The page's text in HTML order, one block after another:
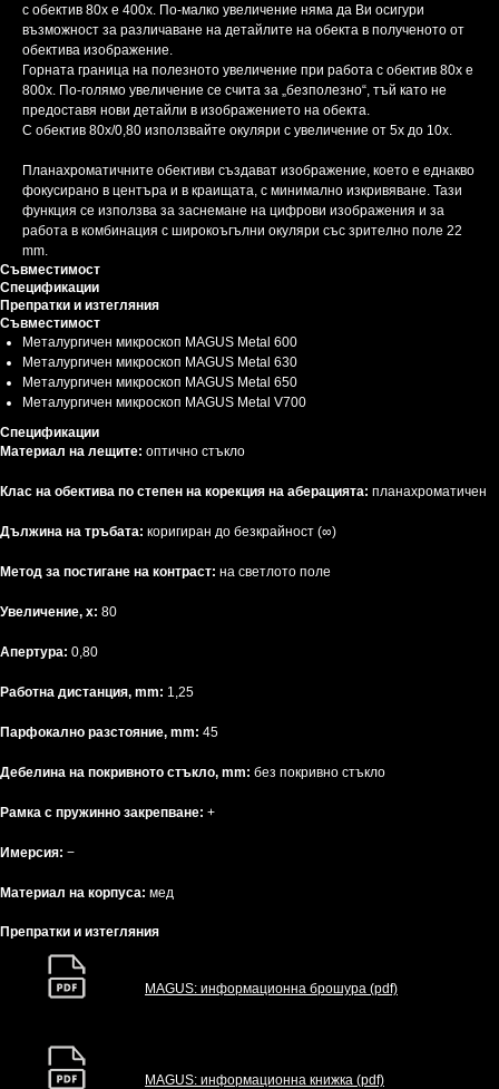
с обектив 80х е 400x. По-малко увеличение няма да Ви осигури
възможност за различаване на детайлите на обекта в полученото от
обектива изображение.
Горната граница на полезното увеличение при работа с обектив 80х е
800x. По-голямо увеличение се счита за „безполезно“, тъй като не
предоставя нови детайли в изображението на обекта.
С обектив 80x/0,80 използвайте окуляри с увеличение от 5x до 10x.
Планахроматичните обективи създават изображение, което е еднакво
фокусирано в центъра и в краищата, с минимално изкривяване. Тази
функция се използва за заснемане на цифрови изображения и за
работа в комбинация с широкоъгълни окуляри със зрително поле 22
mm.
Съвместимост
Спецификации
Препратки и изтегляния
Съвместимост
Металургичен микроскоп MAGUS Metal 600
Металургичен микроскоп MAGUS Metal 630
Металургичен микроскоп MAGUS Metal 650
Металургичен микроскоп MAGUS Metal V700
Спецификации
Материал на лещите: оптично стъкло
Клас на обектива по степен на корекция на аберацията: планахроматичен
Дължина на тръбата: коригиран до безкрайност (∞)
Метод за постигане на контраст: на светлото поле
Увеличение, x: 80
Апертура: 0,80
Работна дистанция, mm: 1,25
Парфокално разстояние, mm: 45
Дебелина на покривното стъкло, mm: без покривно стъкло
Рамка с пружинно закрепване: +
Имерсия: −
Материал на корпуса: мед
Препратки и изтегляния
MAGUS: информационна брошура (pdf)
MAGUS: информационна книжка (pdf)